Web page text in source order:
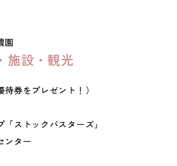
園
施設・観光
券をプレゼント！）
ストックバスターズ」
ンター